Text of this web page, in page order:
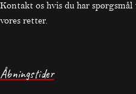
Kontakt os hvis du har
vores retter.
Åbningstider